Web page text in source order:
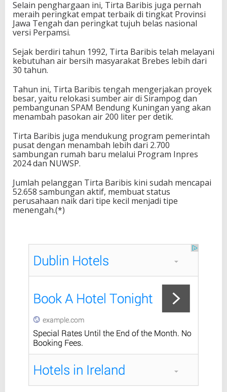
Selain penghargaan ini, Tirta Baribis juga pernah
meraih peringkat empat terbaik di tingkat Provinsi
Jawa Tengah dan peringkat tujuh belas nasional
versi Perpamsi.
Sejak berdiri tahun 1992, Tirta Baribis telah melayani
kebutuhan air bersih masyarakat Brebes lebih dari
30 tahun.
Tahun ini, Tirta Baribis tengah mengerjakan proyek
besar, yaitu relokasi sumber air di Sirampog dan
pembangunan SPAM Bendung Kuningan yang akan
menambah pasokan air 200 liter per detik.
Tirta Baribis juga mendukung program pemerintah
pusat dengan menambah lebih dari 2.700
sambungan rumah baru melalui Program Inpres
2024 dan NUWSP.
Jumlah pelanggan Tirta Baribis kini sudah mencapai
52.658 sambungan aktif, membuat status
perusahaan naik dari tipe kecil menjadi tipe
menengah.(*)